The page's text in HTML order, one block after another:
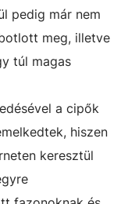
pedig már nem
meg, illetve
túl magas
a cipők
hiszen
keresztül